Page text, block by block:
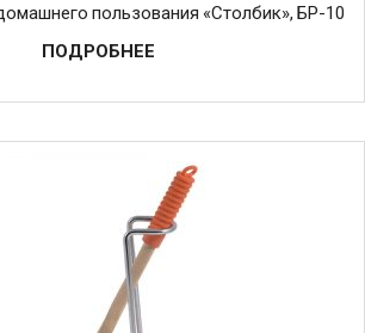
пользования «Столбик», БР-10
ПОДРОБНЕЕ